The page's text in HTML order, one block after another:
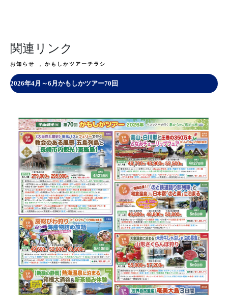
関連リンク
お知らせ , かもしかツアーチラシ
2026年4月～6月かもしかツアー70回